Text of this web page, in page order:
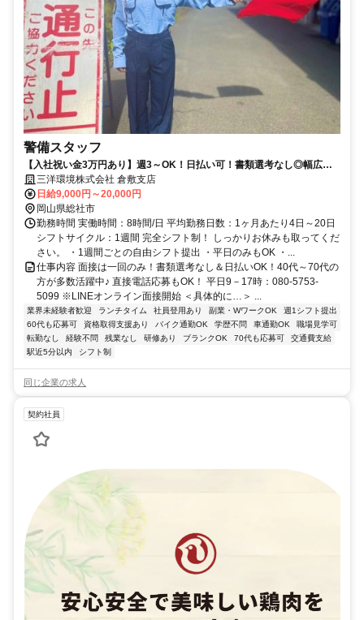
警備スタッフ
【入社祝い金3万円あり】週3～OK！日払い可！書類選考なし◎幅広い
世代が活躍中で未経験から活躍できる♪
三洋環境株式会社 倉敷支店
日給9,000円～20,000円
岡山県総社市
勤務時間 実働時間：8時間/日 平均勤務日数：1ヶ月あたり4日～20日
シフトサイクル：1週間 完全シフト制！ しっかりお休みも取ってくだ
さい。 ・1週間ごとの自由シフト提出 ・平日のみもOK ・...
仕事内容 面接は一回のみ！書類選考なし＆日払いOK！40代～70代の
方が多数活躍中♪ 直接電話応募もOK！ 平日9－17時：080-5753-
5099 ※LINEオンライン面接開始 ＜具体的に…＞ ...
業界未経験者歓迎 ランチタイム 社員登用あり 副業・WワークOK
週1シフト提出
60代も応募可
資格取得支援あり バイク通勤OK 学歴不問 車通勤OK
職場見学可
転勤なし
経験不問 残業なし 研修あり ブランクOK 70代も応募可
交通費支給
駅近5分以内
シフト制
同じ企業の求人
契約社員